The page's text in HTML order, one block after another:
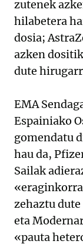
zutenek
hilabetera
dosia;
azken
dute
EMA
Espainiako
gomendatu
hau da,
Sailak
zehaztu
eta
«pauta